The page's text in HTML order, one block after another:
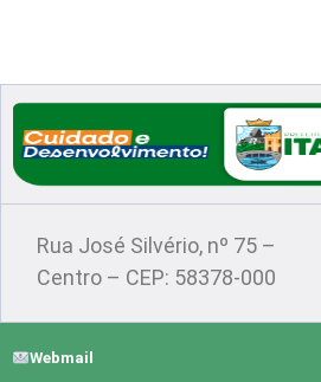
Localização
Rua José Silvério, nº 75 –
Centro – CEP: 58378-000
Webmail